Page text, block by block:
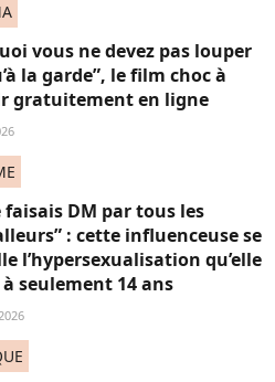
vous ne devez pas louper
la garde”, le film choc à
gratuitement en ligne
faisais DM par tous les
: cette influenceuse se
l’hypersexualisation qu’elle
seulement 14 ans